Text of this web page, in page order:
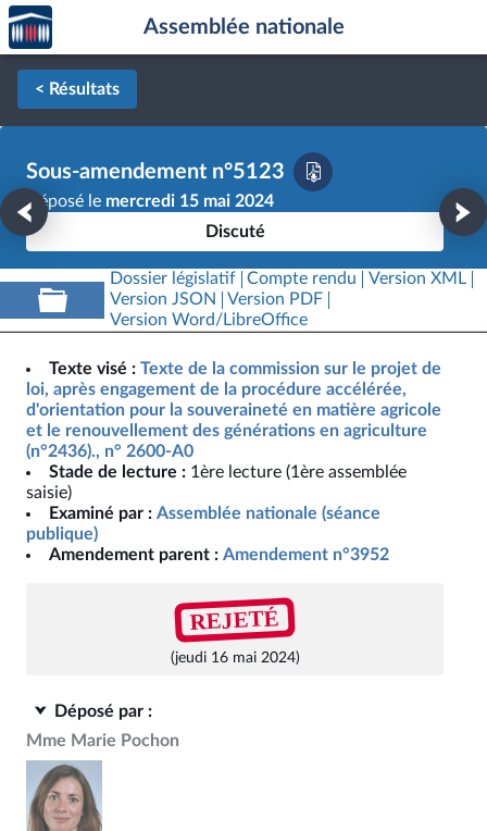
Aller au contenu
Aller en bas de la page
Accèder
à la
page
d'accueil
Assemblée nationale
< Résultats
Sous-amendement n°5123
Déposé le mercredi 15 mai 2024
Discuté
Dossier législatif Compte rendu
Version XML
Version JSON
Version PDF
Version Word/LibreOffice
Texte visé : Texte de la commission sur le projet de
loi, après engagement de la procédure accélérée,
d'orientation pour la souveraineté en matière agricole
et le renouvellement des générations en agriculture
(n°2436)., n° 2600-A0
Stade de lecture : 1ère lecture (1ère assemblée
saisie)
Examiné par : Assemblée nationale (séance
publique)
Amendement parent : Amendement n°3952
REJETÉ
(jeudi 16 mai 2024)
Déposé par :
Mme Marie Pochon